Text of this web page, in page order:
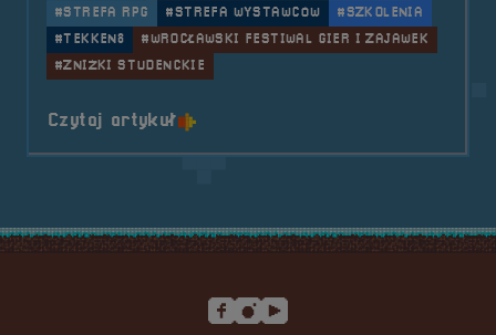
#STREFA RPG
#STREFA WYSTAWCÓW
#SZKOLENIA
#TEKKEN8
#WROCŁAWSKI FESTIWAL GIER I ZAJAWEK
#ZNIŻKI STUDENCKIE
Czytaj artykuło tytule 2024.04.06-07 Mobilna